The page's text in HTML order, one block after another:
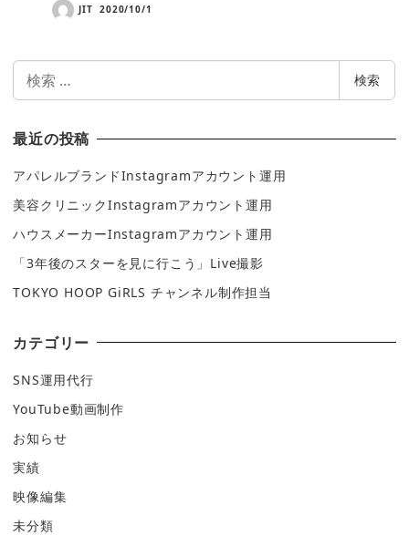
JIT 2020/10/1
索
検索
最近の投稿
アパレルブランドInstagramアカウント運用
美容クリニックInstagramアカウント運用
ハウスメーカーInstagramアカウント運用
「3年後のスターを見に行こう」Live撮影
TOKYO HOOP GiRLS チャンネル制作担当
カテゴリー
SNS運用代行
YouTube動画制作
お知らせ
実績
映像編集
未分類